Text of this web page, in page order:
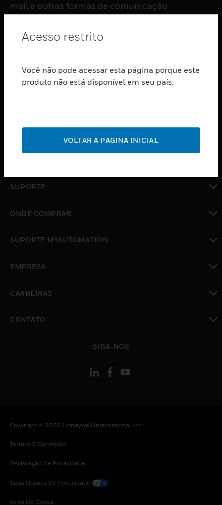
mail e outras formas de comunicação
eletrônica.
PRODUTOS
toggle view
toggle view
toggle view
SUPORTE
ONDE COMPRAR
SUPORTE MYAUTOMATION
EMPRESA
CARREIRAS
CONTATO
SIGA-NOS
Copyright © 2026 Honeywell International Inc
Termos E Condições
Declaração De Privacidade
Suas Opções De Privacidade
Aviso De Cookie
Acesso restrito
Você não pode acessar esta página porque este
produto não está disponível em seu país.
VOLTAR À PÁGINA INICIAL